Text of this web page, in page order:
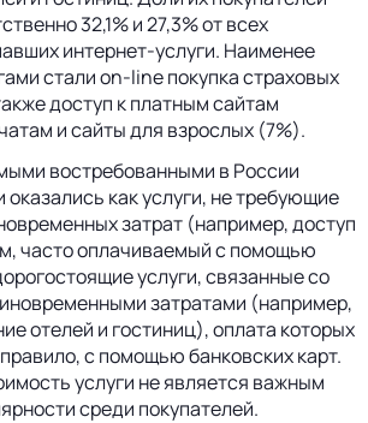
32,1% и 27,3% от всех
интернет-услуги. Наименее
стали on-line покупка страховых
доступ к платным сайтам
и сайты для взрослых (7%).
востребованными в России
оказались как услуги, не требующие
затрат (например, доступ
часто оплачиваемый с помощью
услуги, связанные со
затратами (например,
отелей и гостиниц), оплата которых
с помощью банковских карт.
услуги не является важным
среди покупателей.